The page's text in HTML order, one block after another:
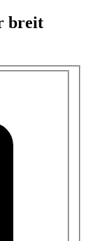
breit